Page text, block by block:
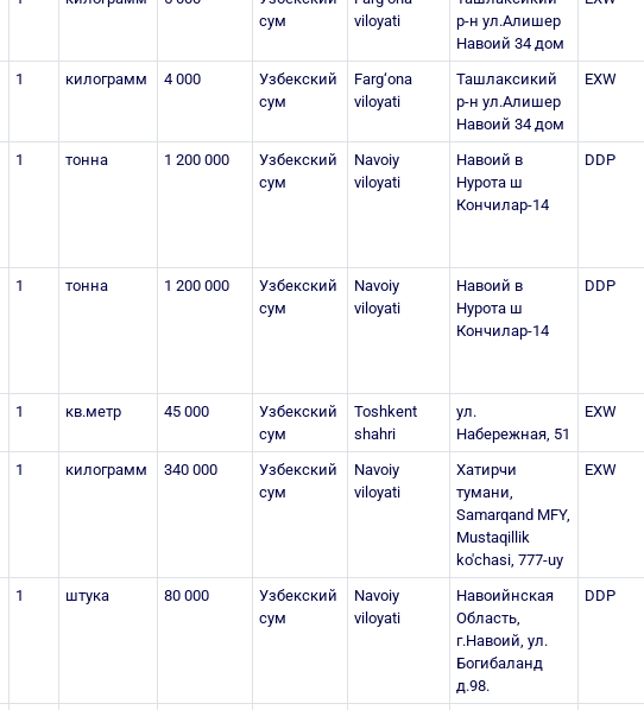
сум
viloyati
р-н ул.Алишер
Навоий 34 дом
1 килограмм 4 000
Узбекский
сум
Farg‘ona
viloyati
Ташлаксикий
р-н ул.Алишер
Навоий 34 дом
EXW
1 тонна 1 200 000
Узбекский
сум
Navoiy
viloyati
Навоий в
Нурота ш
Кончилар-14
DDP
1 тонна 1 200 000
Узбекский
сум
Navoiy
viloyati
Навоий в
Нурота ш
Кончилар-14
DDP
1 кв.метр 45 000
Узбекский
сум
Toshkent
shahri
ул.
Набережная, 51
EXW
1 килограмм 340 000
Узбекский
сум
Navoiy
viloyati
Хатирчи
тумани,
Samarqand MFY,
Mustaqillik
ko'chasi, 777-uy
EXW
1 штука 80 000
Узбекский
сум
Navoiy
viloyati
Навоийнская
Область,
г.Навоий, ул.
Богибаланд
д.98.
DDP